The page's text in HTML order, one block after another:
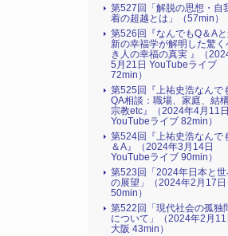
第527回「解脱の思想・自
着の超越とは」（57min）
第526回『なんでもQ＆A
新の幸福学が解明した驚く
き人の幸福の真実 』（
5月21日 YouTubeライブ
72min）
第525回『上祐史浩なんで
QA相談：職場、家庭、結構
宗教etc』（2024年4月11日
YouTubeライブ 82min）
第524回『上祐史浩なんで
＆A』（2024年3月14日
YouTubeライブ 90min）
第523回「2024年日本と世
の展望」（2024年2月17日
50min）
第522回「現代社会の孤独
について」（2024年2月11
大阪 43min）